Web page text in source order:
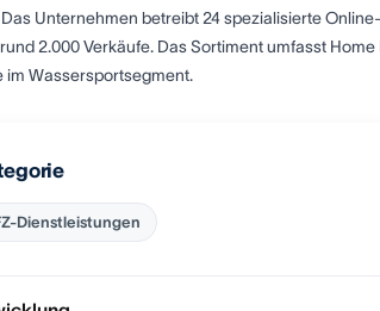
Unternehmen betreibt 24 spezialisierte
2.000 Verkäufe. Das Sortiment umfasst
im Wassersportsegment.
Dienstleistungen